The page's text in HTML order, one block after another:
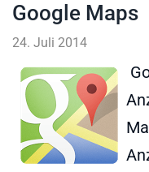
Google Maps
24. Juli 2014